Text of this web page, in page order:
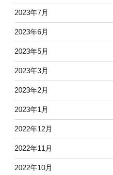
2023年7月
2023年6月
2023年5月
2023年3月
2023年2月
2023年1月
2022年12月
2022年11月
2022年10月